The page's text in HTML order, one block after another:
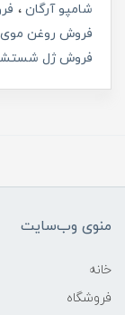
شامپو آرگان
فروش روغن موی
فروش ژل
منوی وب‌سایت
خانه
فروشگاه